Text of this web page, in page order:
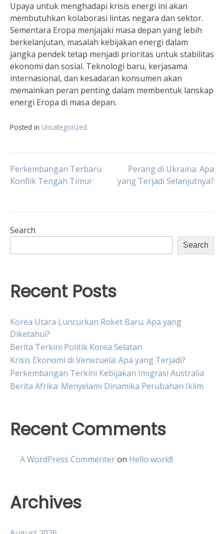
Upaya untuk menghadapi krisis energi ini akan
membutuhkan kolaborasi lintas negara dan sektor.
Sementara Eropa menjajaki masa depan yang lebih
berkelanjutan, masalah kebijakan energi dalam
jangka pendek tetap menjadi prioritas untuk stabilitas
ekonomi dan sosial. Teknologi baru, kerjasama
internasional, dan kesadaran konsumen akan
memainkan peran penting dalam membentuk lanskap
energi Eropa di masa depan.
Posted in Uncategorized
Post
Perkembangan Terbaru
Konflik Tengah Timur
Perang di Ukraina: Apa
yang Terjadi Selanjutnya?
Search
Search
Recent Posts
Korea Utara Luncurkan Roket Baru: Apa yang
Diketahui?
Berita Terkini Politik Korea Selatan
Krisis Ekonomi di Venezuela: Apa yang Terjadi?
Perkembangan Terkini Kebijakan Imigrasi Australia
Berita Afrika: Menyelami Dinamika Perubahan Iklim
Recent Comments
A WordPress Commenteron Hello world!
Archives